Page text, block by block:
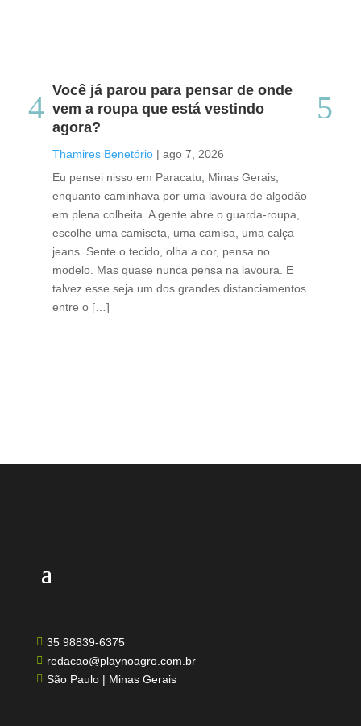
Você já parou para pensar de onde
vem a roupa que está vestindo
agora?
Thamires Benetório | ago 7, 2026
Eu pensei nisso em Paracatu, Minas Gerais,
enquanto caminhava por uma lavoura de algodão
em plena colheita. A gente abre o guarda-roupa,
escolhe uma camiseta, uma camisa, uma calça
jeans. Sente o tecido, olha a cor, pensa no
modelo. Mas quase nunca pensa na lavoura. E
talvez esse seja um dos grandes distanciamentos
entre o […]
 35 98839-6375
 redacao@playnoagro.com.br
 São Paulo | Minas Gerais